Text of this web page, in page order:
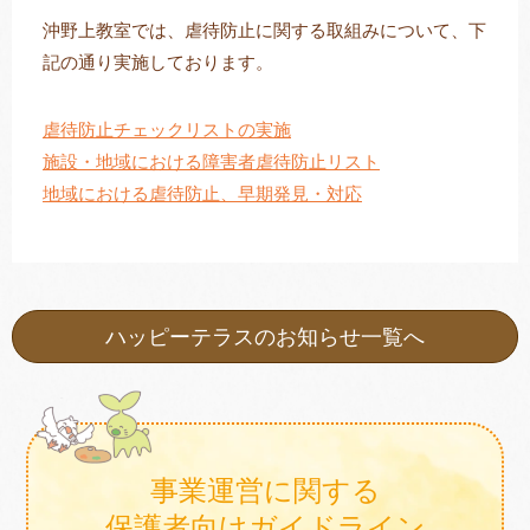
沖野上教室では、虐待防止に関する取組みについて、下
記の通り実施しております。
虐待防止チェックリストの実施
施設・地域における障害者虐待防止リスト
地域における虐待防止、早期発見・対応
ハッピーテラスのお知らせ一覧へ
事業運営に関する